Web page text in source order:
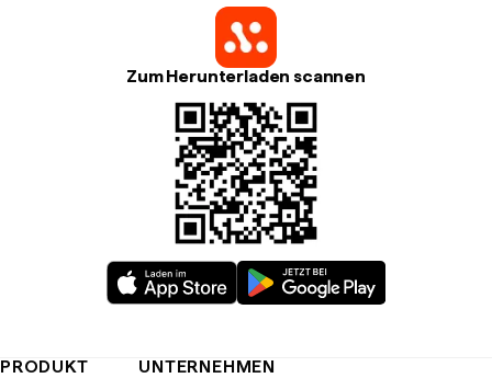
Zum Herunterladen scannen
PRODUKT
UNTERNEHMEN